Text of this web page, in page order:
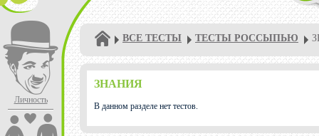
Личность
ВСЕ ТЕСТЫ ТЕСТЫ РОССЫПЬЮ
ЗНАНИЯ
В данном разделе нет тестов.